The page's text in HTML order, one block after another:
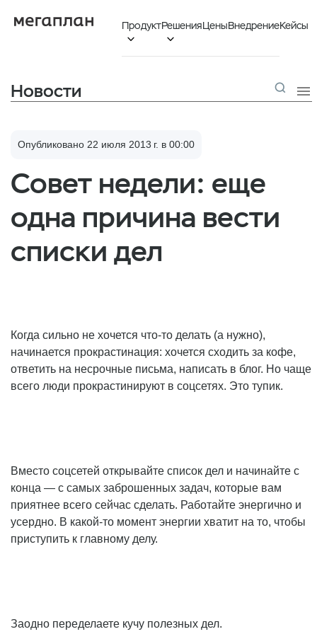
Продукт

Решения

ЦеныВнедрениеКейсы
Новости 
Опубликовано 22 июля 2013 г. в 00:00
Совет недели: еще
одна причина вести
списки дел
Когда сильно не хочется что-то делать (а нужно),
начинается прокрастинация: хочется сходить за кофе,
ответить на несрочные письма, написать в блог. Но чаще
всего люди прокрастинируют в соцсетях. Это тупик.
Вместо соцсетей открывайте список дел и начинайте с
конца — с самых заброшенных задач, которые вам
приятнее всего сейчас сделать. Работайте энергично и
усердно. В какой-то момент энергии хватит на то, чтобы
приступить к главному делу.
Заодно переделаете кучу полезных дел.